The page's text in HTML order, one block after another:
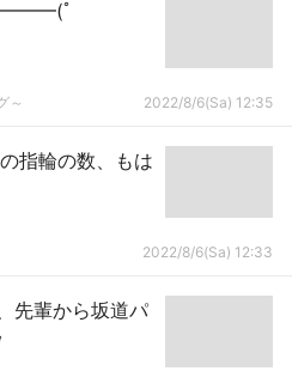
ﾀ━━━(ﾟ
～ 2022/8/6(Sa) 12:35
指輪の数、もは
2022/8/6(Sa) 12:33
先輩から坂道パ